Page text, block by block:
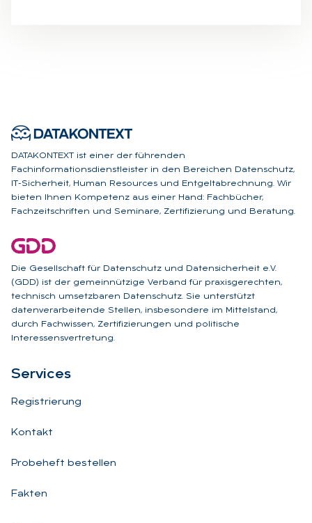
DATAKONTEXT ist einer der führenden
Fachinformationsdienstleister in den Bereichen Datenschutz,
IT-Sicherheit, Human Resources und Entgeltabrechnung. Wir
bieten Ihnen Kompetenz aus einer Hand: Fachbücher,
Fachzeitschriften und Seminare, Zertifizierung und Beratung.
Die Gesellschaft für Datenschutz und Datensicherheit e.V.
(GDD) ist der gemeinnützige Verband für praxisgerechten,
technisch umsetzbaren Datenschutz. Sie unterstützt
datenverarbeitende Stellen, insbesondere im Mittelstand,
durch Fachwissen, Zertifizierungen und politische
Interessensvertretung.
Ser­vices
Registrierung
Kontakt
Probeheft bestellen
Fakten